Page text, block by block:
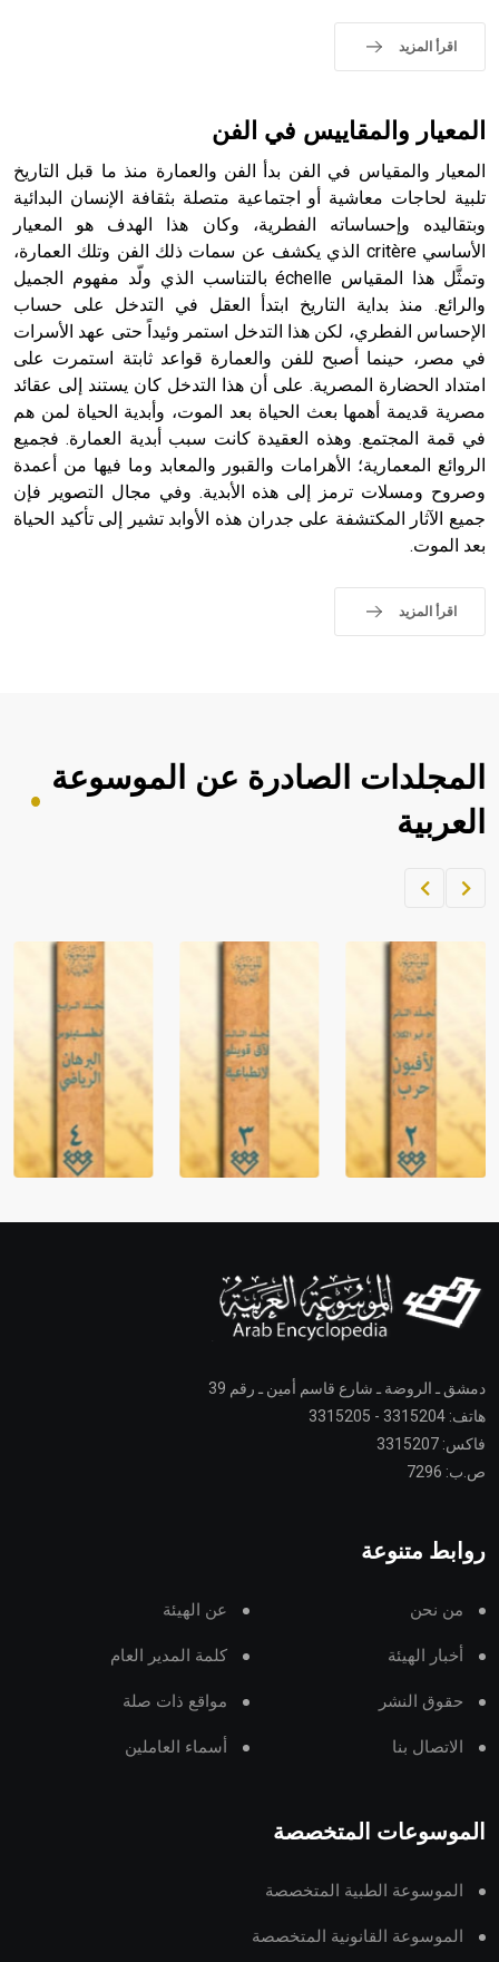
حيث تقتصر القيمة الصوتية للعلامة الك
اقرأ المزيد
المعيار والمقاييس في الفن
المعيار والمقياس في الفن بدأ الفن والعمارة منذ ما قبل التاريخ
تلبية لحاجات معاشية أو اجتماعية متصلة بثقافة الإنسان البدائية
وبتقاليده وإحساساته الفطرية، وكان هذا الهدف هو المعيار
الأساسي critère الذي يكشف عن سمات ذلك الفن وتلك العمارة،
وتمثَّل هذا المقياس échelle بالتناسب الذي ولّد مفهوم الجميل
والرائع. منذ بداية التاريخ ابتدأ العقل في التدخل على حساب
الإحساس الفطري، لكن هذا التدخل استمر وئيداً حتى عهد الأسرات
في مصر، حينما أصبح للفن والعمارة قواعد ثابتة استمرت على
امتداد الحضارة المصرية. على أن هذا التدخل كان يستند إلى عقائد
مصرية قديمة أهمها بعث الحياة بعد الموت، وأبدية الحياة لمن هم
في قمة المجتمع. وهذه العقيدة كانت سبب أبدية العمارة. فجميع
الروائع المعمارية؛ الأهرامات والقبور والمعابد وما فيها من أعمدة
وصروح ومسلات ترمز إلى هذه الأبدية. وفي مجال التصوير فإن
جميع الآثار المكتشفة على جدران هذه الأوابد تشير إلى تأكيد الحياة
بعد الموت.
اقرأ المزيد
المجلدات الصادرة عن الموسوعة
العربية
دمشق ـ الروضة ـ شارع قاسم أمين ـ رقم 39
هاتف: 3315204 - 3315205
فاكس: 3315207
ص.ب: 7296
روابط متنوعة
من نحن عن الهيئة
أخبار الهيئة كلمة المدير العام
حقوق النشر مواقع ذات صلة
الاتصال بنا أسماء العاملين
الموسوعات المتخصصة
الموسوعة الطبية المتخصصة
الموسوعة القانونية المتخصصة